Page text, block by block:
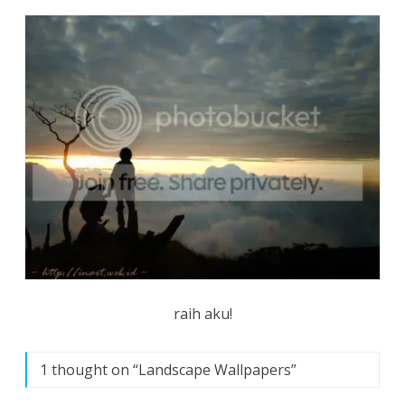
raih aku!
1 thought on “Landscape Wallpapers”